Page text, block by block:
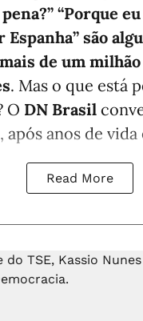
“Porque
Espanha” são
de um milhão
. Mas o que está
O DN Brasil
após anos de vida
Read More